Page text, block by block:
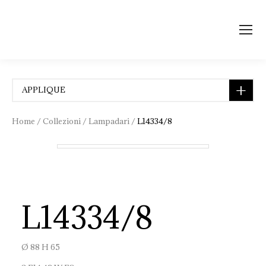
Home /Collezioni /Lampadari /L14334/8
L14334/8
Ø 88 H 65
APPLIQUE
COMPLEMENTI D'ARREDO
LAMPADE DA QUADRO E SPOT LIGHT
LAMPADARI CON CRISTALLI
LAMPADARI IN FUSIONE DI BRONZO
LAMPADARI IN VETRO DI MURANO